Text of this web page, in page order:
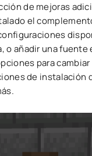
de mejoras
el
o añadir una fuente
para
de instalación